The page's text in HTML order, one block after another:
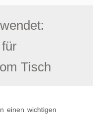
Tisch
einen wichtigen